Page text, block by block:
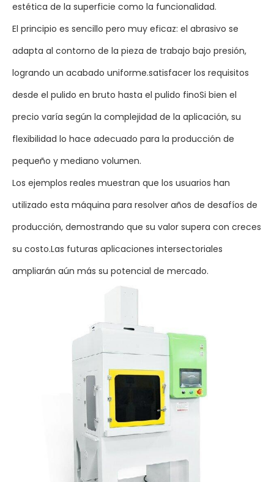
estética de la superficie como la funcionalidad.
El principio es sencillo pero muy eficaz: el abrasivo se
adapta al contorno de la pieza de trabajo bajo presión,
logrando un acabado uniforme.satisfacer los requisitos
desde el pulido en bruto hasta el pulido finoSi bien el
precio varía según la complejidad de la aplicación, su
flexibilidad lo hace adecuado para la producción de
pequeño y mediano volumen.
Los ejemplos reales muestran que los usuarios han
utilizado esta máquina para resolver años de desafíos de
producción, demostrando que su valor supera con creces
su costo.Las futuras aplicaciones intersectoriales
ampliarán aún más su potencial de mercado.